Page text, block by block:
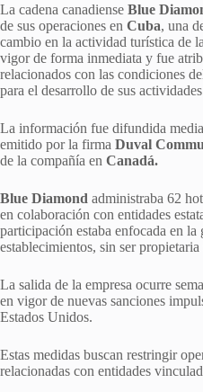
La cadena canadiense Blue
de sus operaciones en Cuba, una
cambio en la actividad turística de
vigor de forma inmediata y fue
relacionados con las condiciones
para el desarrollo de sus
La información fue difundida
emitido por la firma Duval
de la compañía en Canadá.
Blue Diamond administraba 62
en colaboración con entidades
participación estaba enfocada en la
establecimientos, sin ser
La salida de la empresa ocurre
en vigor de nuevas sanciones
Estados Unidos.
Estas medidas buscan restringir
relacionadas con entidades